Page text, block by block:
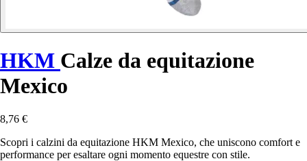
HKM Calze da equitazione
Mexico
8,76 €
Scopri i calzini da equitazione HKM Mexico, che uniscono comfort e
performance per esaltare ogni momento equestre con stile.